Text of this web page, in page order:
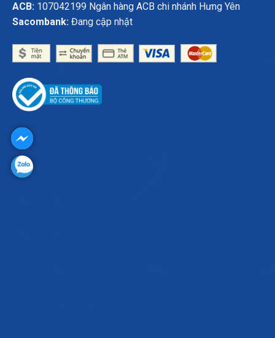
ACB:107042199 Ngân hàng ACB chi nhánh Hưng Yên
Sacombank:Đang cập nhật